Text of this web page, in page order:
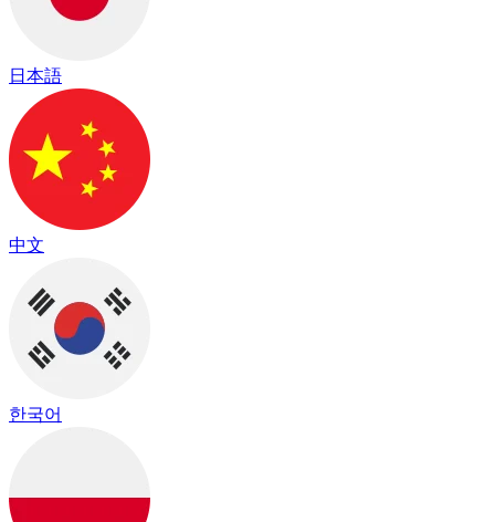
日本語
中文
한국어